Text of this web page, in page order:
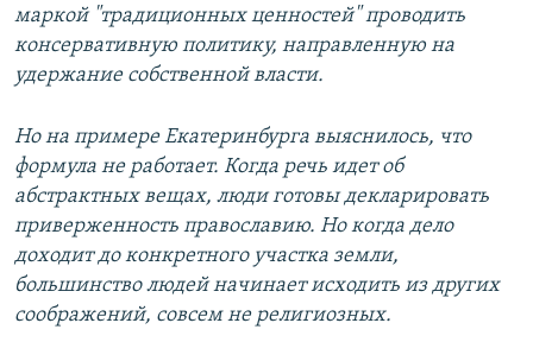
маркой "традиционных ценностей" проводить
консервативную политику, направленную на
удержание собственной власти.
Но на примере Екатеринбурга выяснилось, что
формула не работает. Когда речь идет об
абстрактных вещах, люди готовы декларировать
приверженность православию. Но когда дело
доходит до конкретного участка земли,
большинство людей начинает исходить из других
соображений, совсем не религиозных.